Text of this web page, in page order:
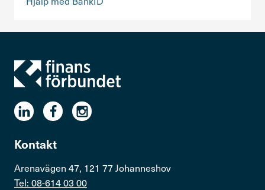
Kontakt
Arenavägen 47, 121 77 Johanneshov
Tel: 08-614 03 00